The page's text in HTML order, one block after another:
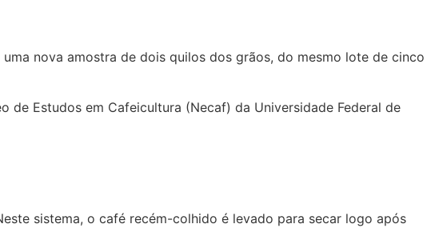
nova amostra de dois quilos dos grãos, do mesmo lote de cinco
de Estudos em Cafeicultura (Necaf) da Universidade Federal de
sistema, o café recém-colhido é levado para secar logo após